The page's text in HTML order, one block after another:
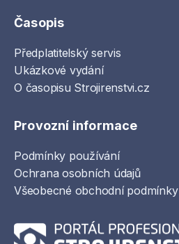
Časopis
Předplatitelský servis
Ukázkové vydání
O časopisu Strojirenstvi.cz
Provozní informace
Podmínky používání
Ochrana osobních údajů
Všeobecné obchodní podmínky